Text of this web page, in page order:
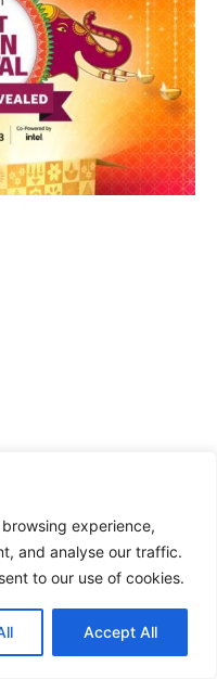
experience,
and analyse our traffic.
to our use of cookies.
Accept All